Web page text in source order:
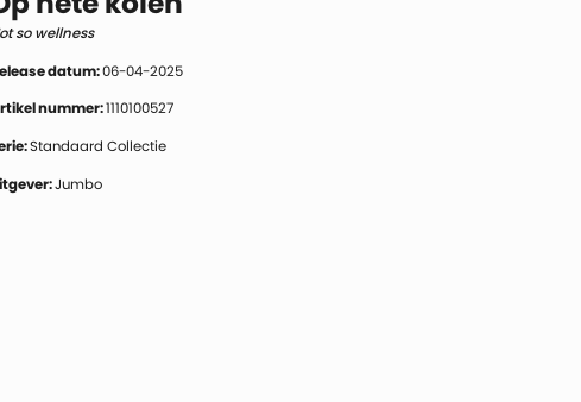
so wellness
datum:06-04-2025
nummer:1110100527
Standaard Collectie
Jumbo